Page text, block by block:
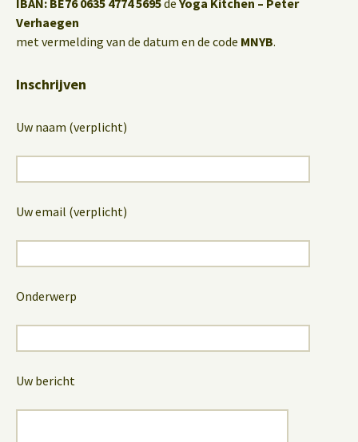
Verhaegen
met vermelding van de datum en de code MNYB.
Inschrijven
Uw naam (verplicht)
Uw email (verplicht)
Onderwerp
Uw bericht